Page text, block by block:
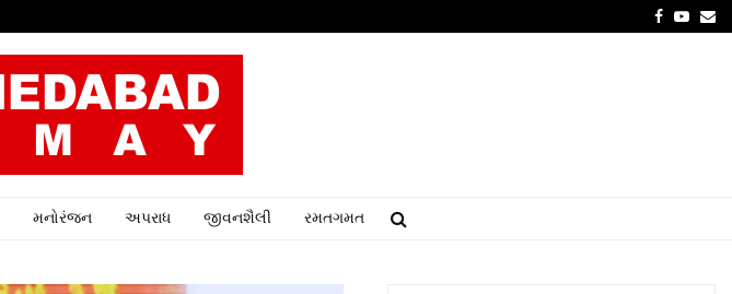
Facebook
મનોરંજન અપરાધ જીવનશૈલી રમતગમત